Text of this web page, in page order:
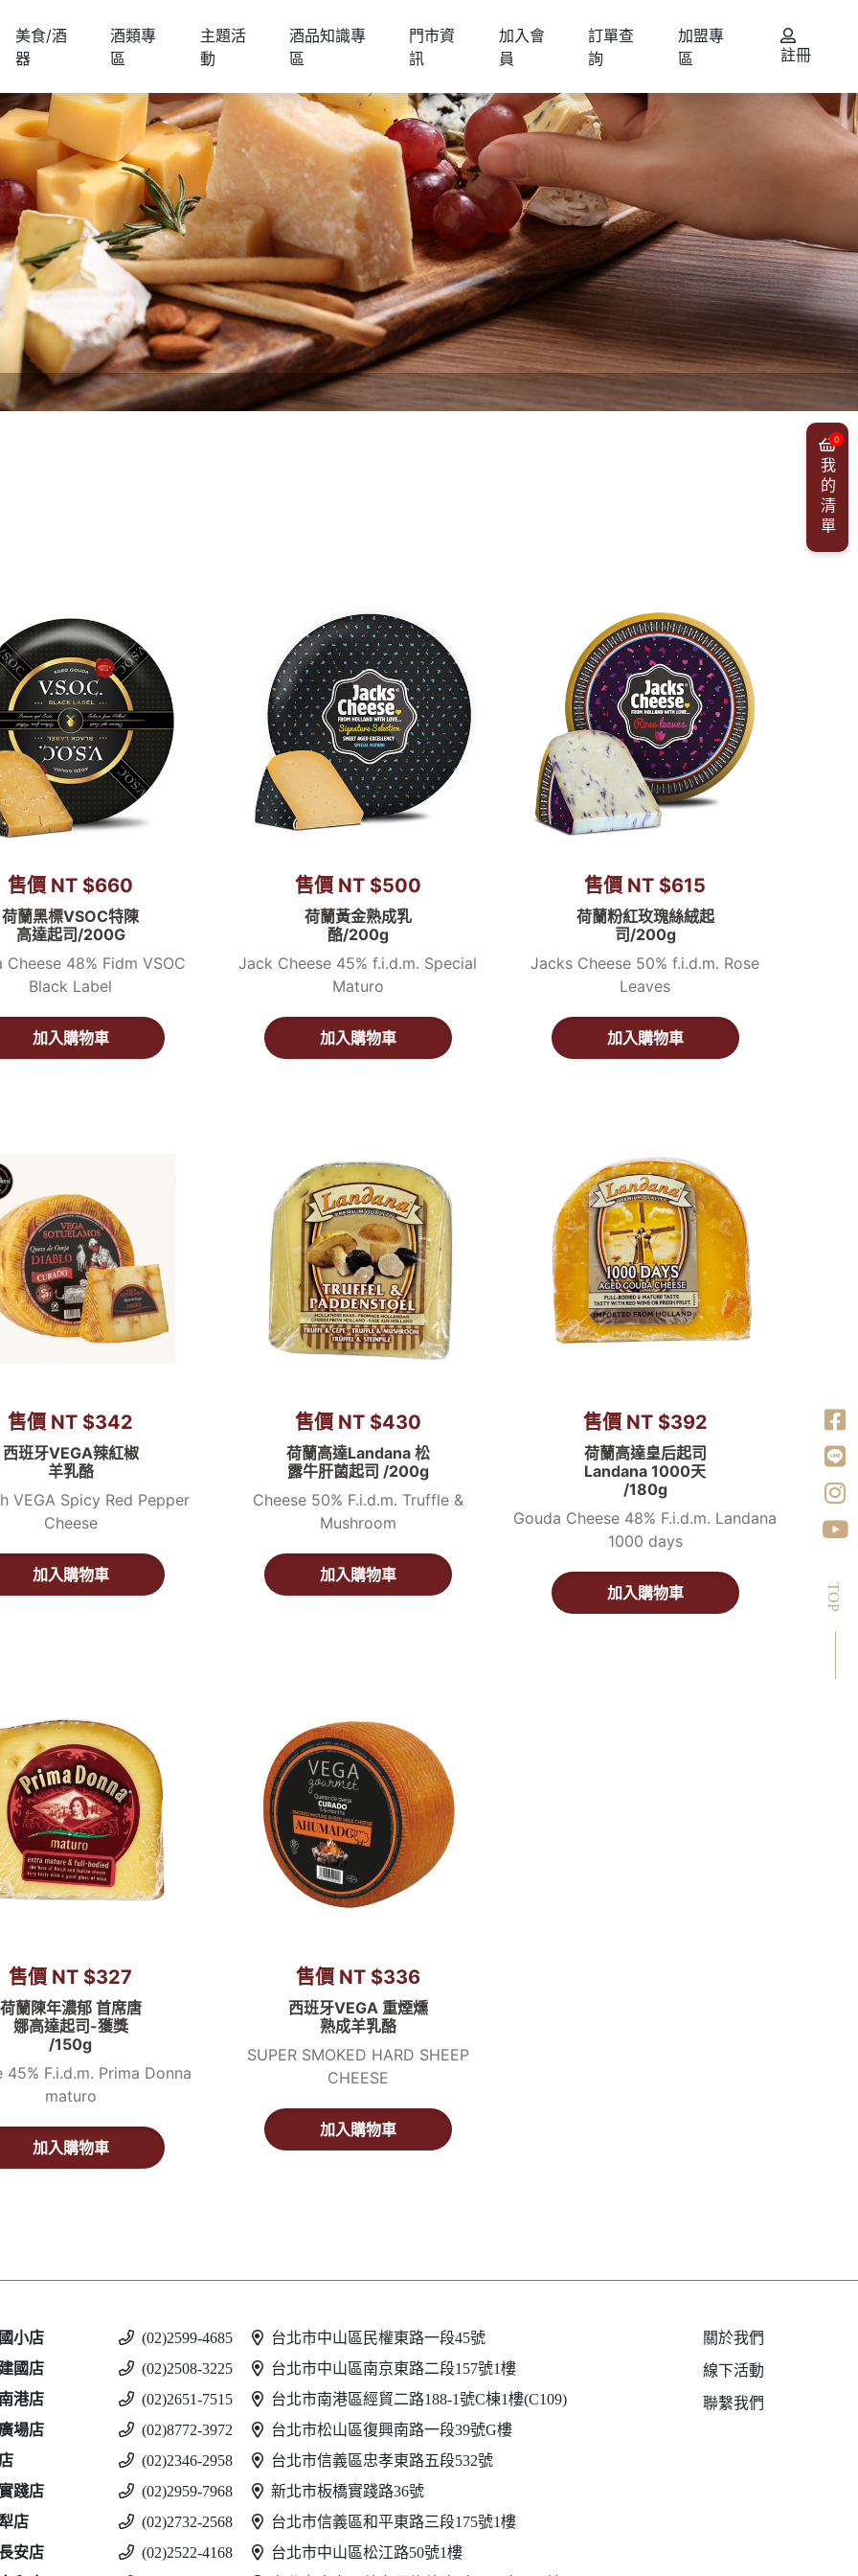
美食/酒
器
酒類專
區
主題活
動
酒品知識專
區
門市資
訊
加入會
員
訂單查
詢
加盟專
區
註冊
我的清單
0
售價 NT $660
荷蘭黑標VSOC特陳
高達起司/200G
Cheese 48% Fidm VSOC
Black Label
加入購物車
售價 NT $500
荷蘭黃金熟成乳
酪/200g
Jack Cheese 45% f.i.d.m. Special
Maturo
加入購物車
售價 NT $615
荷蘭粉紅玫瑰絲絨起
司/200g
Jacks Cheese 50% f.i.d.m. Rose
Leaves
加入購物車
售價 NT $342
西班牙VEGA辣紅椒
羊乳酪
VEGA Spicy Red Pepper
Cheese
加入購物車
售價 NT $430
荷蘭高達Landana 松
露牛肝菌起司 /200g
Cheese 50% F.i.d.m. Truffle &
Mushroom
加入購物車
售價 NT $392
荷蘭高達皇后起司
Landana 1000天
/180g
Gouda Cheese 48% F.i.d.m. Landana
1000 days
加入購物車
售價 NT $327
荷蘭陳年濃郁 首席唐
娜高達起司-獲獎
/150g
45% F.i.d.m. Prima Donna
maturo
加入購物車
售價 NT $336
西班牙VEGA 重煙燻
熟成羊乳酪
SUPER SMOKED HARD SHEEP
CHEESE
加入購物車
TOP
小店 (02)2599-4685
台北市中山區民權東路一段45號
國店
(02)2508-3225
台北市中山區南京東路二段157號1樓
港店
(02)2651-7515
台北市南港區經貿二路188-1號C棟1樓(C109)
場店
(02)8772-3972
台北市松山區復興南路一段39號G樓
(02)2346-2958
台北市信義區忠孝東路五段532號
踐店
(02)2959-7968
新北市板橋實踐路36號
店
(02)2732-2568
台北市信義區和平東路三段175號1樓
安店
(02)2522-4168
台北市中山區松江路50號1樓
關於我們
線下活動
聯繫我們